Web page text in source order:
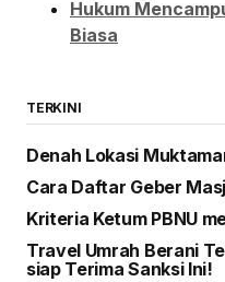
Hukum
Biasa
TERKINI
Denah Lokasi
Cara Daftar Geber
Kriteria Ketum PBNU
Travel Umrah Berani
siap Terima Sanksi Ini!